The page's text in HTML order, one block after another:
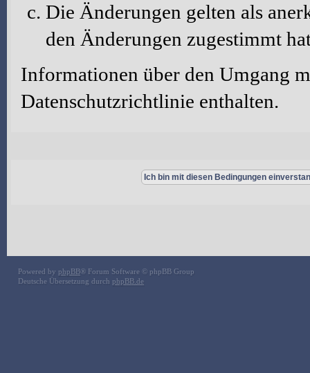
Die Änderungen gelten als
den Änderungen zugestimmt
Informationen über den Umgang
Datenschutzrichtlinie enthalten.
Powered by phpBB® Forum Software © phpBB Group
Deutsche Übersetzung durch phpBB.de